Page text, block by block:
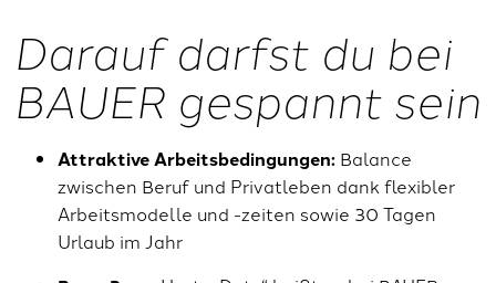
Darauf darfst du bei
BAUER gespannt sein
Attraktive Arbeitsbedingungen: Balance
zwischen Beruf und Privatleben dank flexibler
Arbeitsmodelle und -zeiten sowie 30 Tagen
Urlaub im Jahr